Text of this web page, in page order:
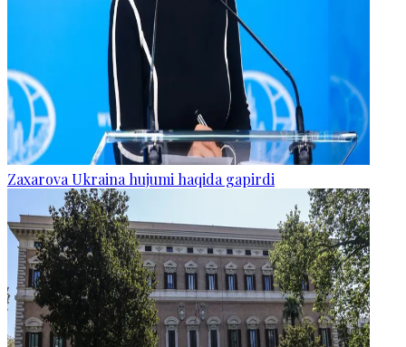
Zaxarova Ukraina hujumi haqida gapirdi